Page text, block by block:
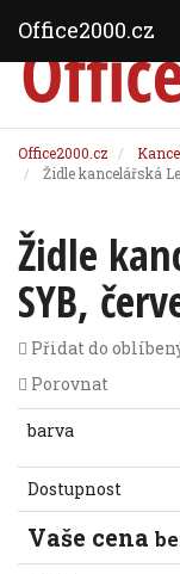
Office2000.cz
Židle kancelářská
Židle
SYB,
Přidat do
Porovnat
barva
Dostupnost
Vaše cena
Office2000.cz